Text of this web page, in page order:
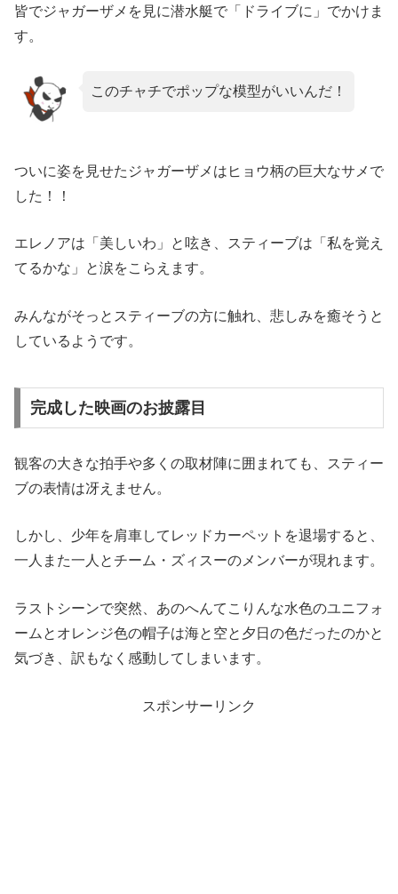
皆でジャガーザメを見に潜水艇で「ドライブに」でかけま
す。
このチャチでポップな模型がいいんだ！
ついに姿を見せたジャガーザメはヒョウ柄の巨大なサメで
した！！
エレノアは「美しいわ」と呟き、スティーブは「私を覚え
てるかな」と涙をこらえます。
みんながそっとスティーブの方に触れ、悲しみを癒そうと
しているようです。
完成した映画のお披露目
観客の大きな拍手や多くの取材陣に囲まれても、スティー
ブの表情は冴えません。
しかし、少年を肩車してレッドカーペットを退場すると、
一人また一人とチーム・ズィスーのメンバーが現れます。
ラストシーンで突然、あのへんてこりんな水色のユニフォ
ームとオレンジ色の帽子は海と空と夕日の色だったのかと
気づき、訳もなく感動してしまいます。
スポンサーリンク